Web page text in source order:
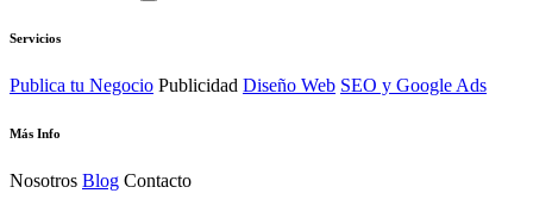
Servicios
Publica tu Negocio Publicidad Diseño Web SEO y Google Ads
Más Info
Nosotros Blog Contacto